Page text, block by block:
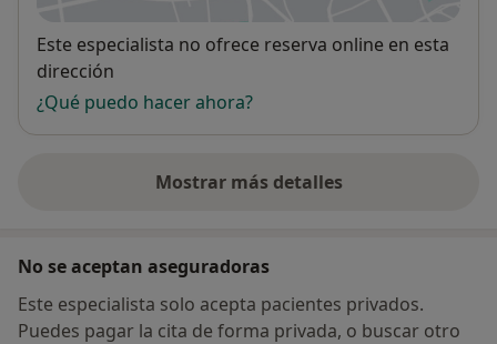
Dificultades para relacionarse
Control de impulsos / Violencia
Rendimiento Escolar
Identidad y orientación sexual
Orientación Vocacional
Disponibilidad
Este especialista no ofrece reserva online en esta
dirección
¿Qué puedo hacer ahora?
Mostrar más detalles
sobre la dirección
No se aceptan aseguradoras
Este especialista solo acepta pacientes privados.
Puedes pagar la cita de forma privada, o buscar otro